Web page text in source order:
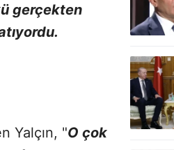
gerçekten
Yalçın, "O çok